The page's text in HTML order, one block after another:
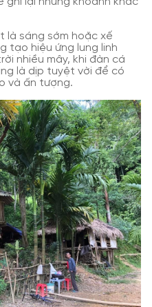
là sáng sớm hoặc xế
tạo hiệu ứng lung linh
nhiều mây, khi đàn cá
là dịp tuyệt vời để có
và ấn tượng.